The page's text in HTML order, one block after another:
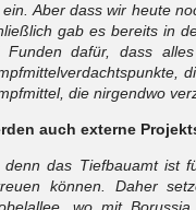
ein. Aber dass wir heute
gab es bereits in
Funden dafür, dass
die nirgendwo
auch externe
denn das Tiefbauamt ist
können. Daher